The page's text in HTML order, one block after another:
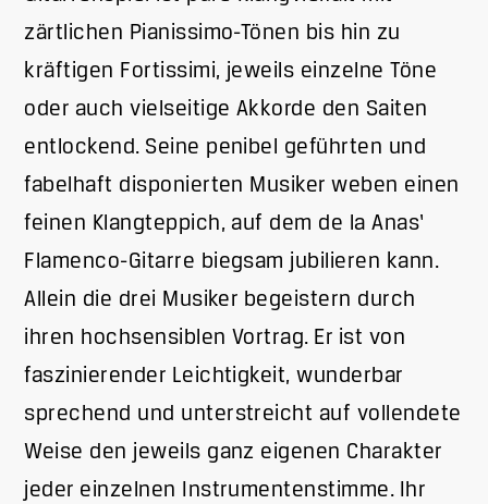
zärtlichen Pianissimo-Tönen bis hin zu
kräftigen Fortissimi, jeweils einzelne Töne
oder auch vielseitige Akkorde den Saiten
entlockend. Seine penibel geführten und
fabelhaft disponierten Musiker weben einen
feinen Klangteppich, auf dem de la Anas‘
Flamenco-Gitarre biegsam jubilieren kann.
Allein die drei Musiker begeistern durch
ihren hochsensiblen Vortrag. Er ist von
faszinierender Leichtigkeit, wunderbar
sprechend und unterstreicht auf vollendete
Weise den jeweils ganz eigenen Charakter
jeder einzelnen Instrumentenstimme. Ihr